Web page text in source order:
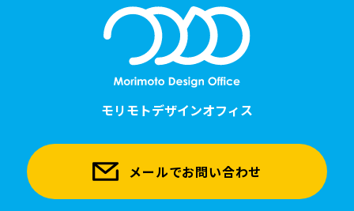
モリモトデザインオフィス
メールでお問い合わせ